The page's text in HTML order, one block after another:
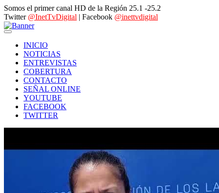
Somos el primer canal HD de la Región 25.1 -25.2
Twitter @InetTvDigital | Facebook @inettvdigital
INICIO
NOTICIAS
ENTREVISTAS
COBERTURA
CONTACTO
SEÑAL ONLINE
YOUTUBE
FACEBOOK
TWITTER